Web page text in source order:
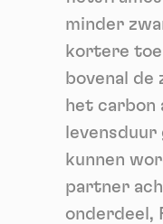
minder
kortere
bovenal
het carbon
kunnen
partner
onderdeel,